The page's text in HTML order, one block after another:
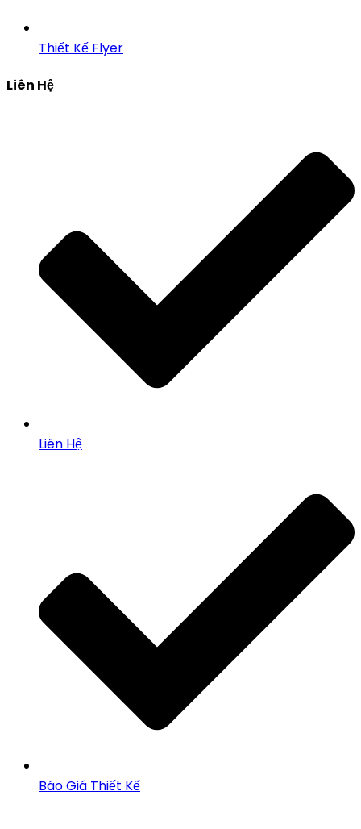
Thiết Kế Flyer
Liên Hệ
Liên Hệ
Báo Giá Thiết Kế